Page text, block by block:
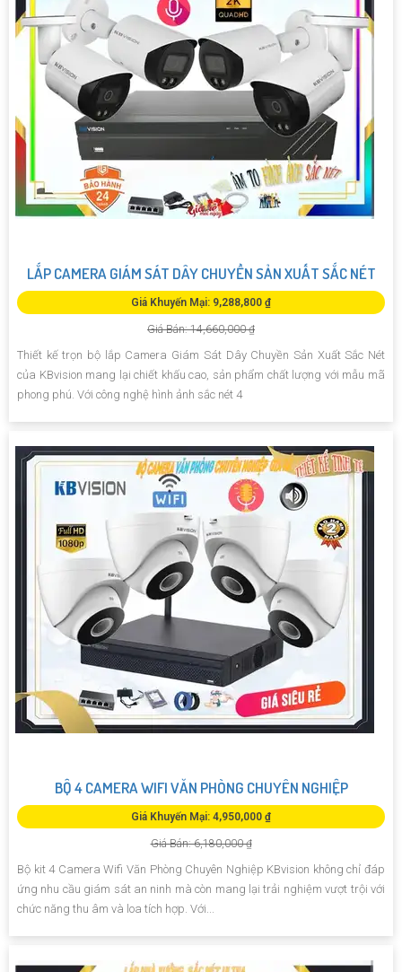
LẮP CAMERA GIÁM SÁT DÂY CHUYỀN SẢN XUẤT SẮC NÉT
Giá Khuyến Mại: 9,288,800 ₫
Giá Bán: 14,660,000 ₫
Thiết kế trọn bộ lắp Camera Giám Sát Dây Chuyền Sản Xuất Sắc Nét
của KBvision mang lại chiết khấu cao, sản phẩm chất lượng với mẫu mã
phong phú. Với công nghệ hình ảnh sắc nét 4
BỘ 4 CAMERA WIFI VĂN PHÒNG CHUYÊN NGHIỆP
Giá Khuyến Mại: 4,950,000 ₫
Giá Bán: 6,180,000 ₫
Bộ kit 4 Camera Wifi Văn Phòng Chuyên Nghiệp KBvision không chỉ đáp
ứng nhu cầu giám sát an ninh mà còn mang lại trải nghiệm vượt trội với
chức năng thu âm và loa tích hợp. Với...